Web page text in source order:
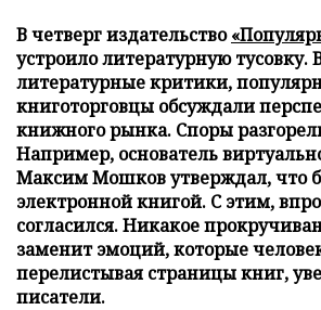
В четверг издательство
устроило литературную тусовку.
литературные критики,
книготорговцы обсуждали
книжного рынка. Споры
Например, основатель
Максим Мошков утверждал, что
электронной книгой. С этим,
согласился. Никакое
заменит эмоций, которые
перелистывая страницы книг,
писатели.